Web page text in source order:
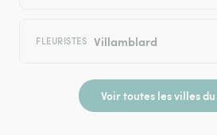
FLEURISTES Villamblard
Voir toutes les villes